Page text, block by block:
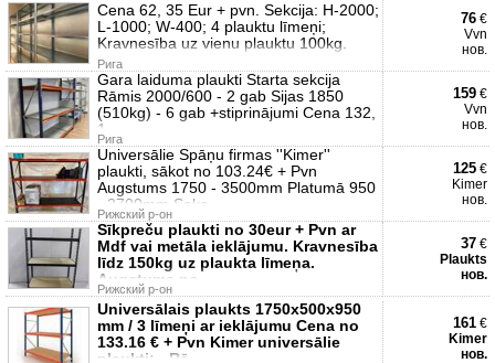
Cena 62, 35 Eur + pvn. Sekcija: H-2000;
L-1000; W-400; 4 plauktu līmeņi;
Kravnesība uz vienu plauktu 100kg.
Рига
76 €
Vvn
нов.
Gara laiduma plaukti Starta sekcija
Rāmis 2000/600 - 2 gab Sijas 1850
(510kg) - 6 gab +stiprinājumi Cena 132,
1
Рига
159 €
Vvn
нов.
Universālie Spāņu firmas ''Kimer''
plaukti, sākot no 103.24€ + Pvn
Augstums 1750 - 3500mm Platumā 950
- 2700mm Sekc
Рижский р-он
125 €
Kimer
нов.
Sīkpreču plaukti no 30eur + Pvn ar
Mdf vai metāla ieklājumu. Kravnesība
līdz 150kg uz plaukta līmeņa.
Augstums no
Рижский р-он
37 €
Plaukts
нов.
Universālais plaukts 1750x500x950
mm / 3 līmeņi ar ieklājumu Cena no
133.16 € + Pvn Kimer universālie
plaukti: - Rā
161 €
Kimer
нов.